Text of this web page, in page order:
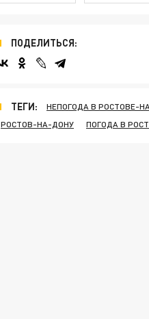
ПОДЕЛИТЬСЯ:
ТЕГИ: НЕПОГОДА В РОСТОВЕ-
РОСТОВ-НА-ДОНУ
ПОГОДА В